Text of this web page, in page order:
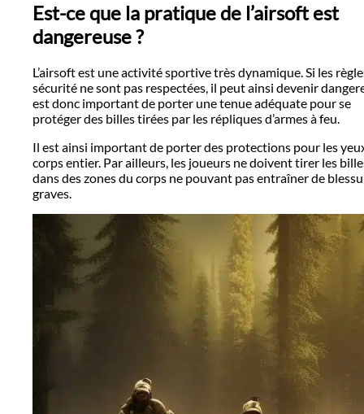
Est-ce que la pratique de l’airsoft est
dangereuse ?
L’airsoft est une activité sportive très dynamique. Si les
sécurité ne sont pas respectées, il peut ainsi devenir
est donc important de porter une tenue adéquate pour se
protéger des billes tirées par les répliques d’armes à feu.
Il est ainsi important de porter des protections pour les
corps entier. Par ailleurs, les joueurs ne doivent tirer les
dans des zones du corps ne pouvant pas entraîner de
graves.